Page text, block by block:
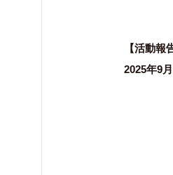
【活動報
2025年9